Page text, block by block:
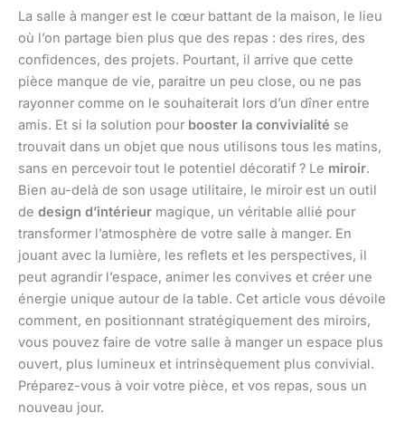
La salle à manger est le cœur battant de la maison, le lieu
où l’on partage bien plus que des repas : des rires, des
confidences, des projets. Pourtant, il arrive que cette
pièce manque de vie, paraitre un peu close, ou ne pas
rayonner comme on le souhaiterait lors d’un dîner entre
amis. Et si la solution pour booster la convivialité se
trouvait dans un objet que nous utilisons tous les matins,
sans en percevoir tout le potentiel décoratif ? Le miroir.
Bien au-delà de son usage utilitaire, le miroir est un outil
de design d’intérieur magique, un véritable allié pour
transformer l’atmosphère de votre salle à manger. En
jouant avec la lumière, les reflets et les perspectives, il
peut agrandir l’espace, animer les convives et créer une
énergie unique autour de la table. Cet article vous dévoile
comment, en positionnant stratégiquement des miroirs,
vous pouvez faire de votre salle à manger un espace plus
ouvert, plus lumineux et intrinsèquement plus convivial.
Préparez-vous à voir votre pièce, et vos repas, sous un
nouveau jour.